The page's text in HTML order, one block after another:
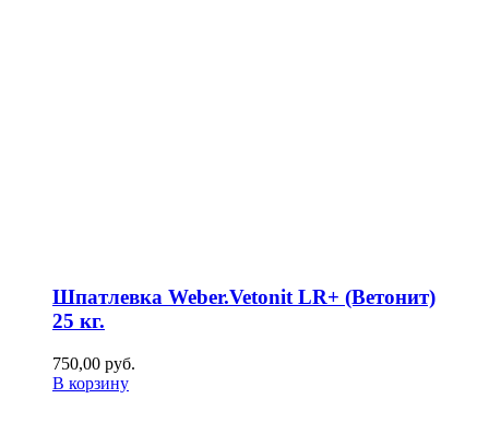
Шпатлевка Weber.Vetonit LR+ (Ветонит)
25 кг.
750,00 руб.
В корзину